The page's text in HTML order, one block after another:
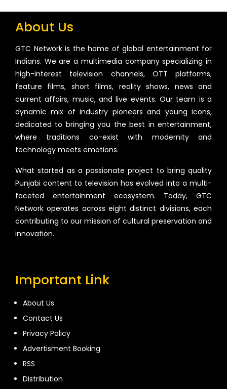
About Us
GTC Network is the home of global entertainment for
Indians. We are a multimedia company specializing in
high-interest television channels, OTT platforms,
feature films, short films, reality shows, news and
current affairs, music, and live events. Our team is a
dynamic mix of industry pioneers and young icons,
dedicated to bringing you the best in entertainment,
where traditions co-exist with modernity and
technology meets emotions.
What started as a passionate project to bring quality
Punjabi content to television has evolved into a multi-
faceted entertainment ecosystem. Today, GTC
Network operates across eight distinct divisions, each
contributing to our mission of cultural preservation and
innovation.
Important Link
About Us
Contact Us
Privacy Policy
Advertisment Booking
RSS
Distribution